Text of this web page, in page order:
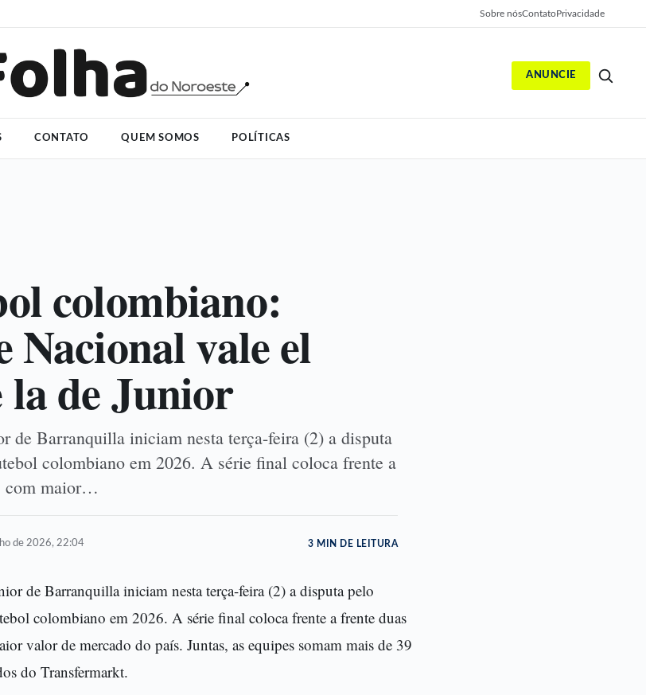
Sobre nósContatoPrivacidade
ANUNCIE
CONTATO QUEM SOMOS POLÍTICAS
colombiano:
Nacional vale el
la de Junior
de Barranquilla iniciam nesta terça-feira (2) a disputa
colombiano em 2026. A série final coloca frente a
com maior…
de 2026, 22:04 3 MIN DE LEITURA
de Barranquilla iniciam nesta terça-feira (2) a disputa pelo
colombiano em 2026. A série final coloca frente a frente duas
valor de mercado do país. Juntas, as equipes somam mais de 39
do Transfermarkt.